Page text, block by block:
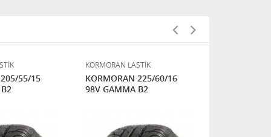
55/15
KORMORAN LASTİK
KORMORAN 225/60/16
98V GAMMA B2